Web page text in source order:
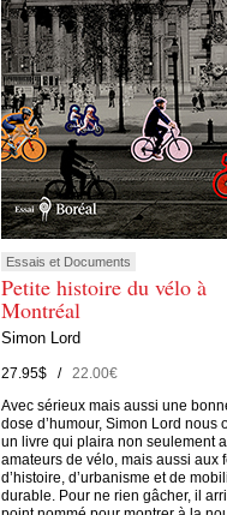
Essais et Documents
Petite histoire du vélo à
Montréal
Simon Lord
27.95$ /22.00€
Avec sérieux mais aussi une
dose d’humour, Simon Lord nous
un livre qui plaira non seulement
amateurs de vélo, mais aussi aux
d’histoire, d’urbanisme et de
durable. Pour ne rien gâcher, il